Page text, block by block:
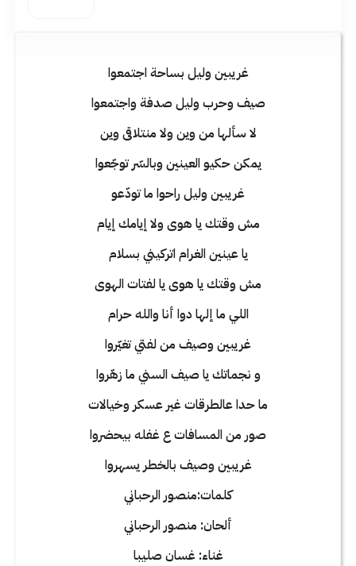
غريبين وليل بساحة اجتمعوا
صيف وحرب وليل صدفة واجتمعوا
لا سألها من وين ولا منتلاقى وين
يمكن حكيو العينين وبالسّر توجّعوا
غريبين وليل راحوا ما تودّعو
مش وقتك يا هوى ولا إيامك إيام
يا عينين الغرام اتركيني بسلام
مش وقتك يا هوى يا لفتات الهوى
اللي ما إلها دوا أنا والله حرام
غريبين وصيف من لفتي تغيّروا
و نجماتك يا صيف السني ما زهّروا
ما حدا عالطرقات غير عسكر وخيالات
صور من المسافات ع غفله بيحضروا
غريبين وصيف بالخطر يسهروا
كلمات:منصور الرحباني
ألحان: منصور الرحباني
غناء: غسان صليبا